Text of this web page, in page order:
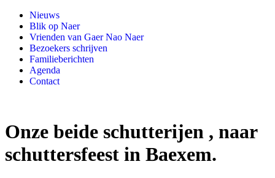
Nieuws
Blik op Naer
Vrienden van Gaer Nao Naer
Bezoekers schrijven
Familieberichten
Agenda
Contact
Onze beide schutterijen , naar
schuttersfeest in Baexem.